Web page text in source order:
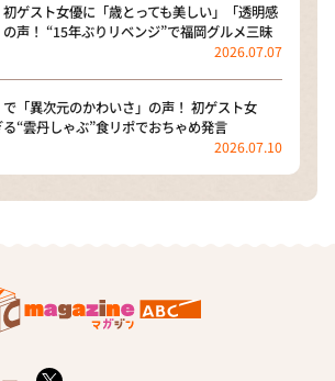
初ゲスト女優に「歳とっても美しい」「透明感
声！ “15年ぶりリベンジ”で福岡グルメ三昧
2026.07.07
で「異次元のかわいさ」の声！ 初ゲスト女
“雲丹しゃぶ”食リポでおちゃめ発言
2026.07.10